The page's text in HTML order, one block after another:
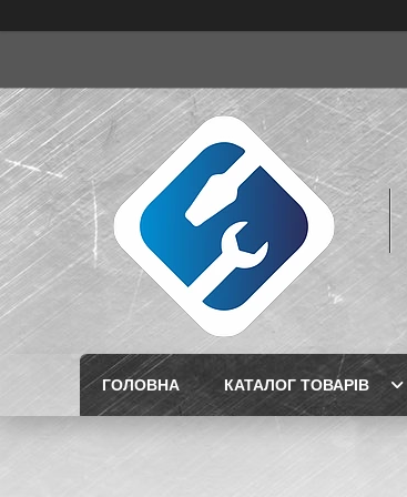
ГОЛОВНА КАТАЛОГ ТОВАРІВ